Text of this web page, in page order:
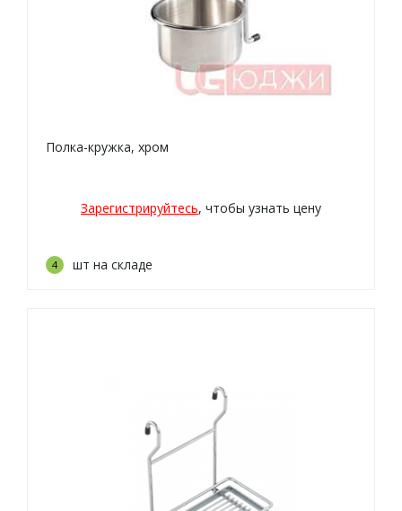
Полка-кружка, хром
Зарегистрируйтесь, чтобы узнать цену
4 шт на складе